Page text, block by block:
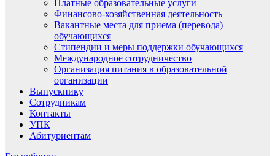
Платные образовательные услуги
Финансово-хозяйственная деятельность
Вакантные места для приема (перевода)
обучающихся
Стипендии и меры поддержки обучающихся
Международное сотрудничество
Организация питания в образовательной
организации
Выпускнику
Сотрудникам
Контакты
УПК
Абитуриентам